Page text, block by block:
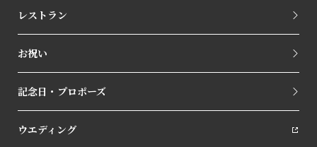
レストラン
お祝い
記念日・プロポーズ
ウエディング